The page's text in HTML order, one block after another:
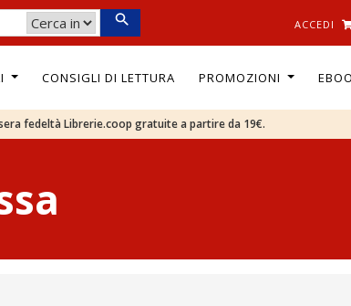
ACCEDI
CONSIGLI DI LETTURA PROMOZIONI
fedeltà Librerie.coop gratuite a partire da 19€.